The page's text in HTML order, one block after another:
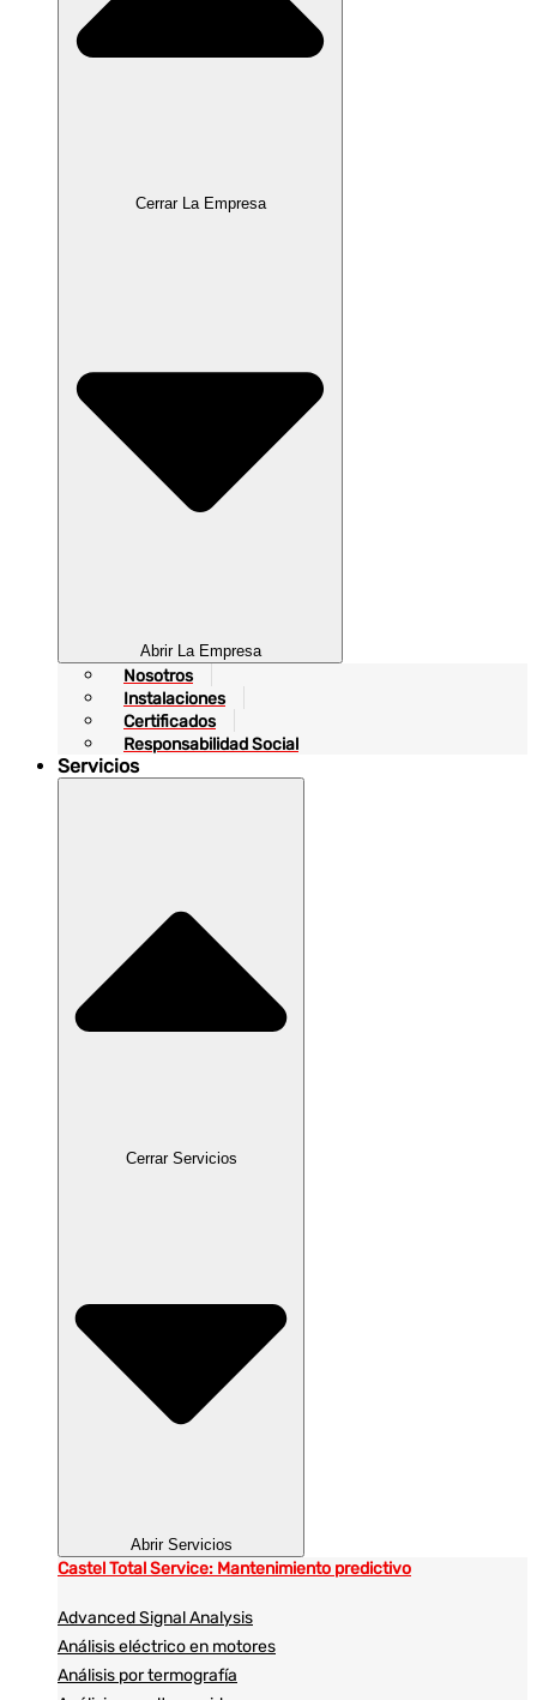
Cerrar La Empresa
Abrir La Empresa
Nosotros
Instalaciones
Certificados
Responsabilidad Social
Servicios
Cerrar Servicios
Abrir Servicios
Castel Total Service: Mantenimiento predictivo
Advanced Signal Analysis
Análisis eléctrico en motores
Análisis por termografía